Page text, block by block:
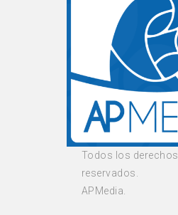
Todos los derechos
reservados.
APMedia.